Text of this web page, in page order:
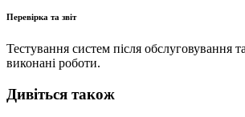
Перевірка та звіт
Тестування систем після обслуговування
виконані роботи.
Дивіться також